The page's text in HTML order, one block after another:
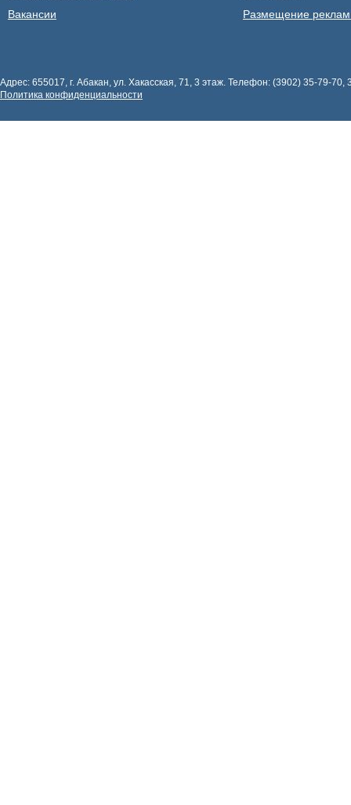
Вакансии
Размещение
Адрес: 655017, г. Абакан, ул. Хакасская, 71, 3 этаж. Телефон: (3902) 35-79-
Политика конфиденциальности